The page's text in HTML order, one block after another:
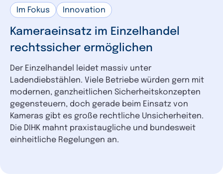
Im Fokus Innovation
Kameraeinsatz im Einzelhandel
rechtssicher ermöglichen
Der Einzelhandel leidet massiv unter
Ladendiebstählen. Viele Betriebe würden gern mit
modernen, ganzheitlichen Sicherheitskonzepten
gegensteuern, doch gerade beim Einsatz von
Kameras gibt es große rechtliche Unsicherheiten.
Die DIHK mahnt praxistaugliche und bundesweit
einheitliche Regelungen an.